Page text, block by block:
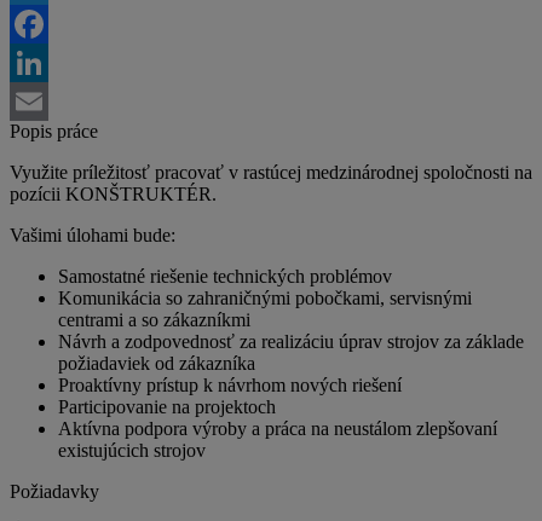
Twitter
Facebook
LinkedIn
Email
Popis práce
Využite príležitosť pracovať v rastúcej medzinárodnej spoločnosti na
pozícii KONŠTRUKTÉR.
Vašimi úlohami bude:
Samostatné riešenie technických problémov
Komunikácia so zahraničnými pobočkami, servisnými
centrami a so zákazníkmi
Návrh a zodpovednosť za realizáciu úprav strojov za základe
požiadaviek od zákazníka
Proaktívny prístup k návrhom nových riešení
Participovanie na projektoch
Aktívna podpora výroby a práca na neustálom zlepšovaní
existujúcich strojov
Požiadavky